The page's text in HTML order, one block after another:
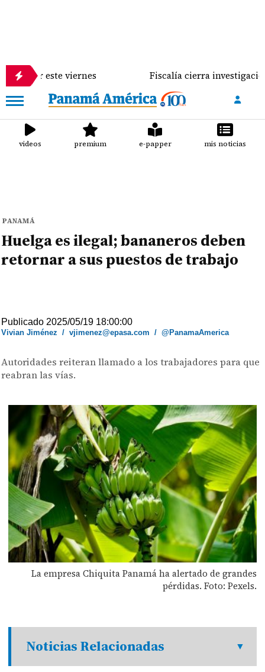
viernes Fiscalía cierra investigación contra
videos premium e-papper mis noticias
PANAMÁ
Huelga es ilegal; bananeros deben
retornar a sus puestos de trabajo
Publicado 2025/05/19 18:00:00
Vivian Jiménez /vjimenez@epasa.com /@PanamaAmerica
Autoridades reiteran llamado a los trabajadores para que
reabran las vías.
La empresa Chiquita Panamá ha alertado de grandes
pérdidas. Foto: Pexels.
Noticias Relacionadas